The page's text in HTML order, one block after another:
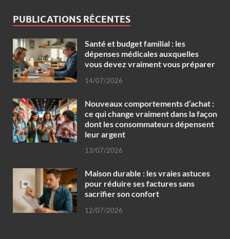
PUBLICATIONS RÉCENTES
Santé et budget familial : les
dépenses médicales auxquelles
vous devez vraiment vous préparer
14/07/2026
Nouveaux comportements d’achat :
ce qui change vraiment dans la façon
dont les consommateurs dépensent
leur argent
13/07/2026
Maison durable : les vraies astuces
pour réduire ses factures sans
sacrifier son confort
12/07/2026